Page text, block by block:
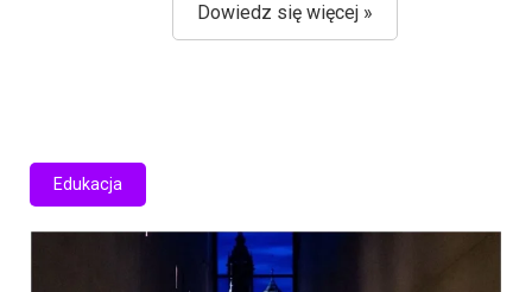
Dowiedz się więcej »
Edukacja